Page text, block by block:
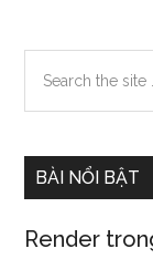
Primary
Sidebar
the
BÀI NỔI BẬT
Render